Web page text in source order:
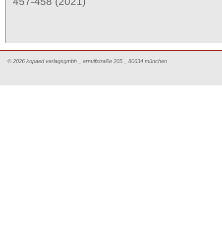
© 2026 kopaed verlagsgmbh _ arnulfstraße 205 _ 80634 münchen